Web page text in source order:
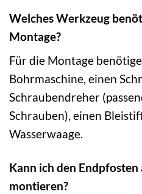
Welches Werkzeug
Montage?
Für die Montage
Bohrmaschine, einen
Schraubendreher
Schrauben), einen
Wasserwaage.
Kann ich den
montieren?